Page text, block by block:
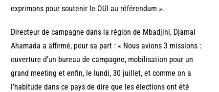
exprimons pour soutenir le OUI au référendum ».
Directeur de campagne dans la région de Mbadjini, Djamal
Ahamada a affirmé, pour sa part : « Nous avions 3 missions :
ouverture d’un bureau de campagne, mobilisation pour un
grand meeting et enfin, le lundi, 30 juillet, et comme on a
l’habitude dans ce pays de dire que les élections ont été